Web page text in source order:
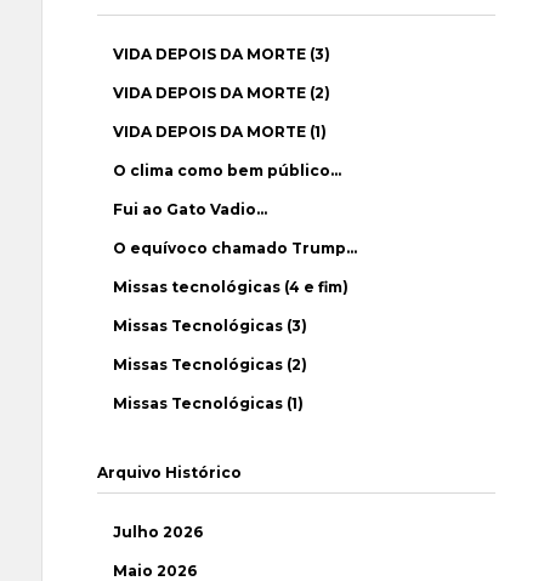
VIDA DEPOIS DA MORTE (3)
VIDA DEPOIS DA MORTE (2)
VIDA DEPOIS DA MORTE (1)
O clima como bem público…
Fui ao Gato Vadio…
O equívoco chamado Trump…
Missas tecnológicas (4 e fim)
Missas Tecnológicas (3)
Missas Tecnológicas (2)
Missas Tecnológicas (1)
Arquivo Histórico
Julho 2026
Maio 2026